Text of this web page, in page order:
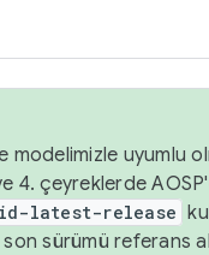
uyumlu
4. çeyreklerde
latest-release
sürümü referans